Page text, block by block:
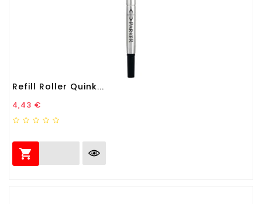
Refill Roller Quink...
Prezzo
4,43 €
